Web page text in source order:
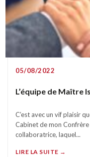
05/08/2022
L’équipe de Maître
C’est avec un vif plaisir
Cabinet de mon
collaboratrice, laquel...
LIRE LA SUITE →